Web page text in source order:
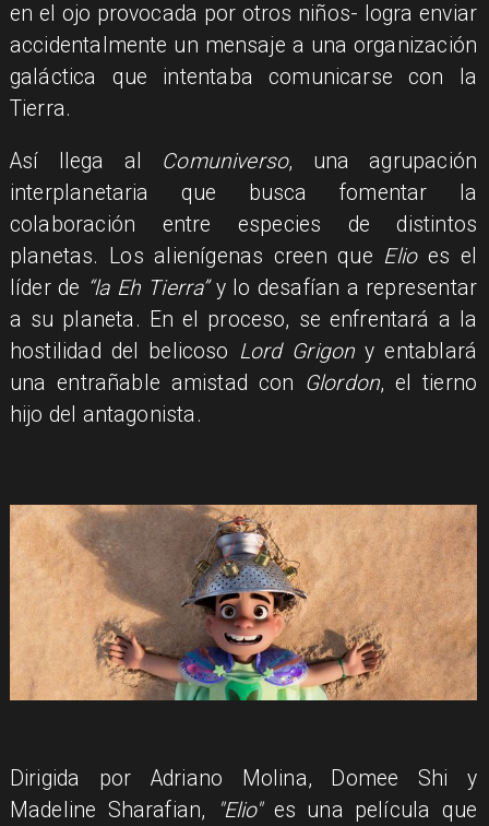
en el ojo provocada por otros niños- logra enviar
accidentalmente un mensaje a una organización
galáctica que intentaba comunicarse con la
Tierra.
Así llega al Comuniverso, una agrupación
interplanetaria que busca fomentar la
colaboración entre especies de distintos
planetas. Los alienígenas creen que Elioes el
líder de “la Eh Tierra”y lo desafían a representar
a su planeta. En el proceso, se enfrentará a la
hostilidad del belicoso Lord Grigon y entablará
una entrañable amistad con Glordon, el tierno
hijo del antagonista.
Dirigida por Adriano Molina, Domee Shi y
Madeline Sharafian,
"Elio"es una película que